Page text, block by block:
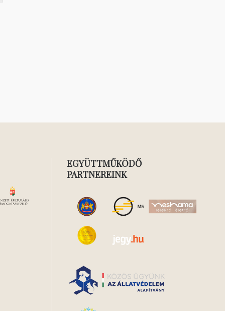
EGYÜTTMŰKÖDŐ
PARTNEREINK